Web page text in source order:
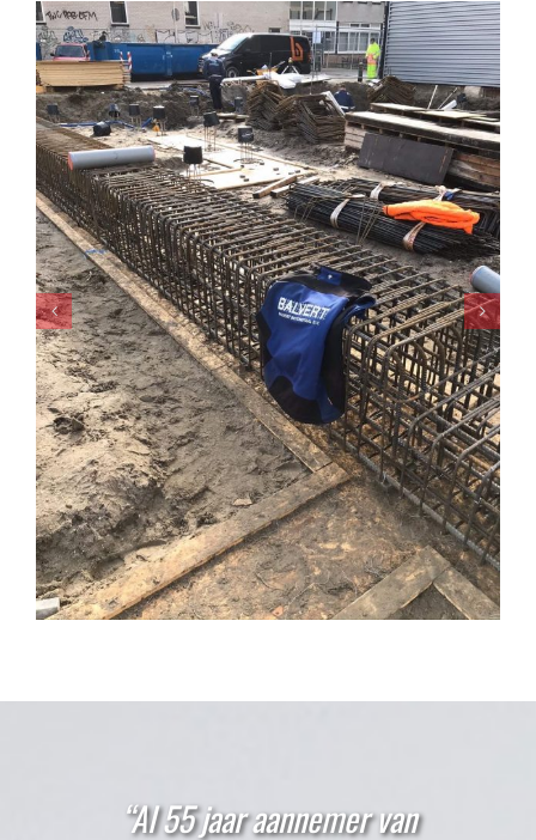
“Al 55 jaar aannemer van